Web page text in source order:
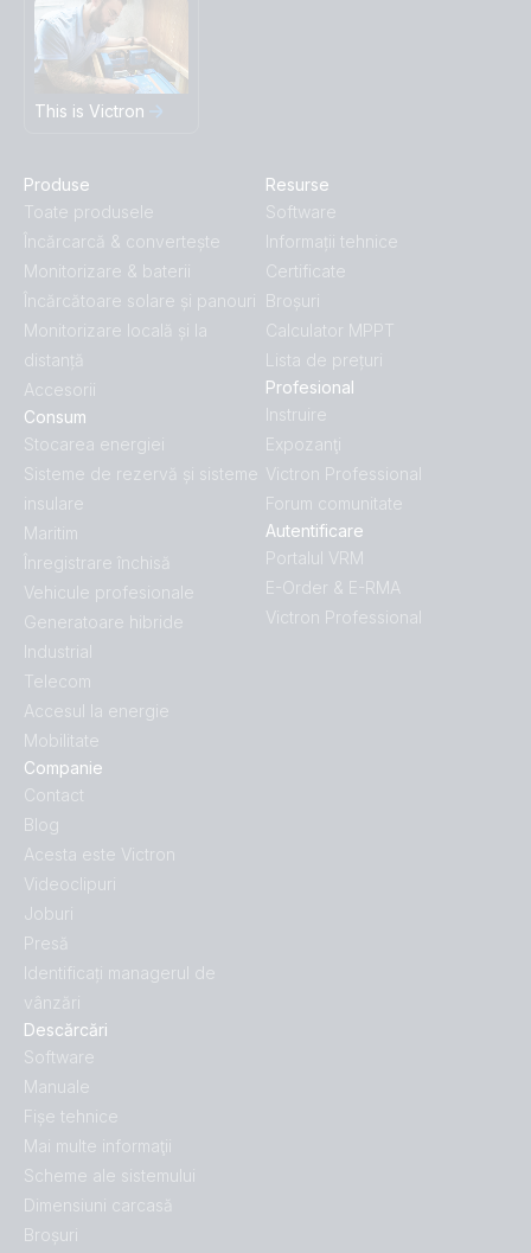
This is Victron
Produse
Toate produsele
Încărcarcă & convertește
Monitorizare & baterii
Încărcătoare solare și panouri
Monitorizare locală și la
distanță
Accesorii
Descărcări
Software
Manuale
Fișe tehnice
Mai multe informaţii
Scheme ale sistemului
Dimensiuni carcasă
Broșuri
Consum
Stocarea energiei
Sisteme de rezervă și sisteme
insulare
Maritim
Înregistrare închisă
Vehicule profesionale
Generatoare hibride
Industrial
Telecom
Accesul la energie
Mobilitate
Companie
Contact
Blog
Acesta este Victron
Videoclipuri
Joburi
Presă
Identificați managerul de
vânzări
Resurse
Software
Informații tehnice
Certificate
Broșuri
Calculator MPPT
Lista de prețuri
Profesional
Instruire
Expozanţi
Victron Professional
Forum comunitate
Autentificare
Portalul VRM
E-Order & E-RMA
Victron Professional